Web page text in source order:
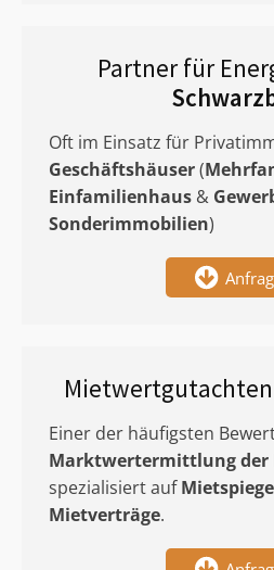
Partner für
Oft im Einsatz für
Geschäftshäuser(
Einfamilienhaus &
Sonderimmobilien)
Mietwertgutachten
Einer der häufigsten
Marktwertermittlungder
spezialisiert auf
Mietverträge.